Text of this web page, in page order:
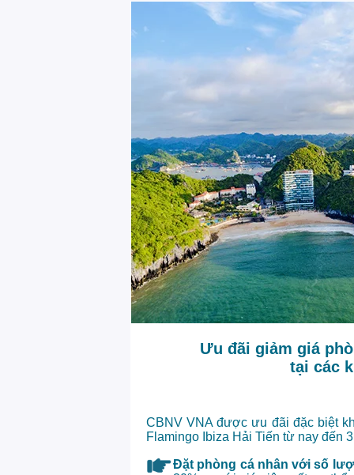
Ưu đãi giảm giá
tại các
CBNV VNA được ưu đãi đặc biệt
Flamingo Ibiza Hải Tiến từ nay đến
Đặt phòng cá nhân với số